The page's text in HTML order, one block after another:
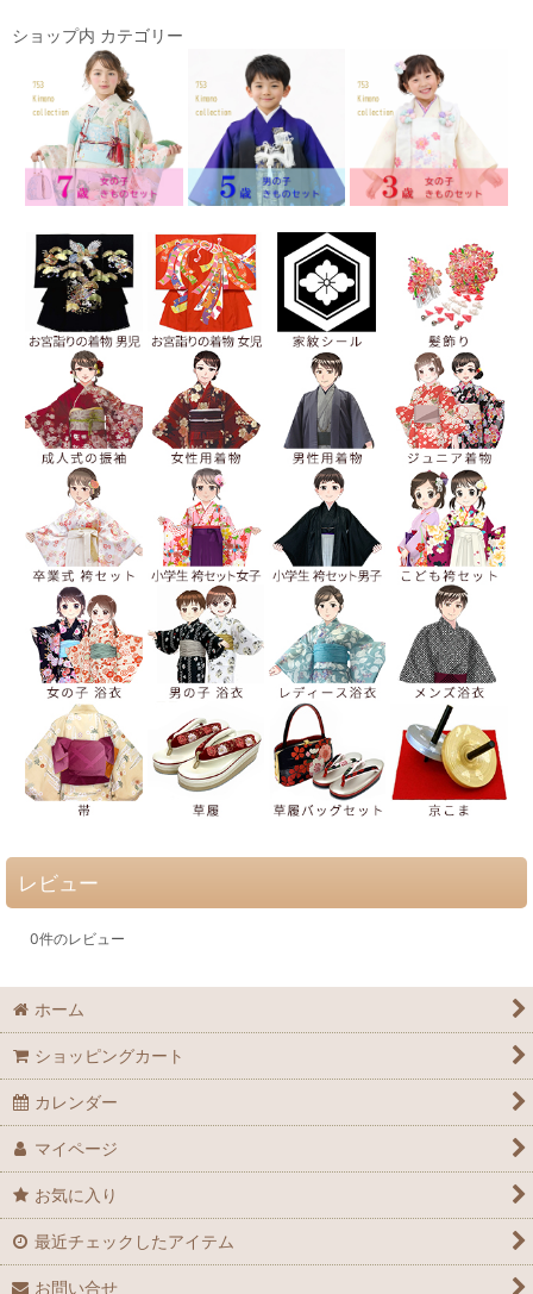
ショップ内 カテゴリー
レビュー
0件のレビュー
ホーム
ショッピングカート
カレンダー
マイページ
お気に入り
最近チェックしたアイテム
お問い合せ